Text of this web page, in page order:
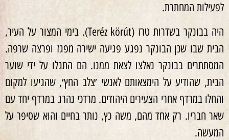
לפעילות המחתרת.
היה בבונקר בשדרות טרז (Teréz körút). בימי המצור על העיר,
הבית שבו שכן הבונקר נפגע פגיעה ישירה מפגז ופרצה שרפה.
המסתתרים בבונקר נאלצו לצאת ממנו. הם התגלו על ידי שוער
הבית, שהודיע על הימצאותם לאנשי ׳צלב החץ׳, שהגיעו למקום
והחלו במרדף אחרי הצעירים היהודים. מרדכי נהרג במרדף יחד עם
שאר חבריו. רק אחד מהם, משה כץ, נותר בחיים והוא שסיפר על
המעשה.